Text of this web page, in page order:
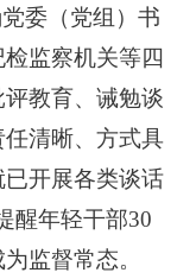
委（党组）书
监察机关等四
教育、诫勉谈
清晰、方式具
开展各类谈话
醒年轻干部30
监督常态。